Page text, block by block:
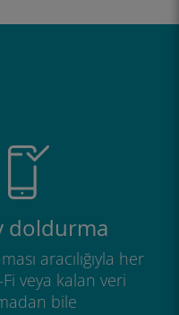
doldurma
aracılığıyla her
veya kalan veri
bile